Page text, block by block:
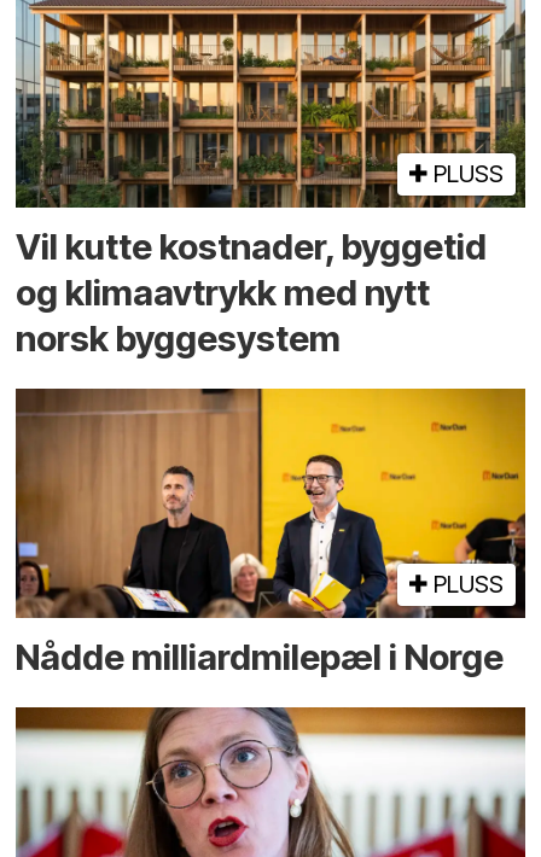
PLUSS
Vil kutte kostnader, byggetid
og klima­avtrykk med nytt
norsk bygge­system
PLUSS
Nådde milliard­­milepæl i Norge